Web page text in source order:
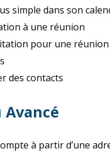
simple dans son
à une réunion
pour une réunion
des contacts
à partir d’une